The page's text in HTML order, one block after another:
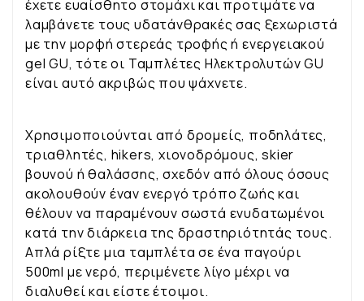
έχετε ευαίσθητο στομάχι και προτιμάτε να
λαμβάνετε τους υδατάνθρακές σας ξεχωριστά
με την μορφή στερεάς τροφής ή ενεργειακού
gel GU, τότε οι Ταμπλέτες Ηλεκτρολυτών GU
είναι αυτό ακριβώς που ψάχνετε.
Χρησιμοποιούνται από δρομείς, ποδηλάτες,
τριαθλητές, hikers, χιονοδρόμους, skier
βουνού ή θαλάσσης, σχεδόν από όλους όσους
ακολουθούν έναν ενεργό τρόπο ζωής και
θέλουν να παραμένουν σωστά ενυδατωμένοι
κατά την διάρκεια της δραστηριότητάς τους.
Απλά ρίξτε μια ταμπλέτα σε ένα παγούρι
500ml με νερό, περιμένετε λίγο μέχρι να
διαλυθεί και είστε έτοιμοι.